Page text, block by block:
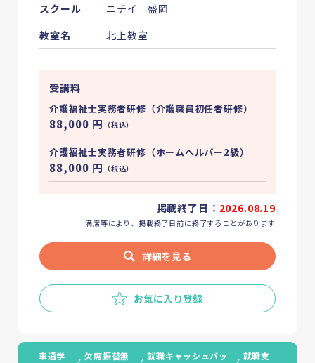
スクール
ニチイ 盛岡
教室名
北上教室
受講料
介護福祉士実務者研修（介護職員初任者研修）
88,000 円 （税込）
介護福祉士実務者研修（ホームへルパー2級）
88,000 円 （税込）
掲載終了日： 2026.08.19
満席等により、掲載終了日前に終了することがあります
詳細を見る
お気に入り登録
車通学
欠席振替無
就職キャッシュバッ
就職支